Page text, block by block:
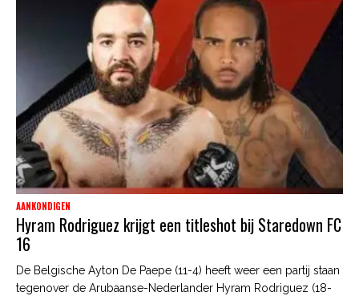
AANKONDIGEN
Hyram Rodriguez krijgt een titleshot bij Staredown FC
16
De Belgische Ayton De Paepe (11-4) heeft weer een partij staan
tegenover de Arubaanse-Nederlander Hyram Rodriguez (18-